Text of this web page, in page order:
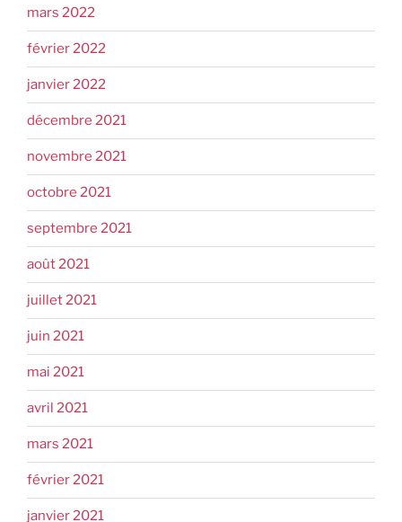
mars 2022
février 2022
janvier 2022
décembre 2021
novembre 2021
octobre 2021
septembre 2021
août 2021
juillet 2021
juin 2021
mai 2021
avril 2021
mars 2021
février 2021
janvier 2021